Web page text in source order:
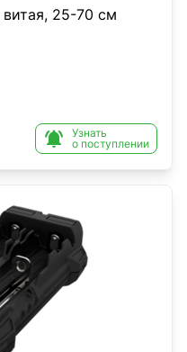
25-70 см

Узнать
о поступлении